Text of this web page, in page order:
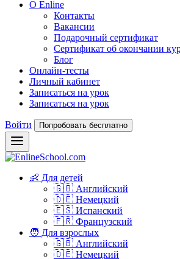
О Enline
Контакты
Вакансии
Подарочный сертификат
Сертификат об окончании
Блог
Онлайн-тесты
Личный кабинет
Записаться на урок
Записаться на урок
Войти Попробовать бесплатно
👶 Для детей
🇬🇧 Английский
🇩🇪 Немецкий
🇪🇸 Испанский
🇫🇷 Французский
🧑 Для взрослых
🇬🇧 Английский
🇩🇪 Немецкий